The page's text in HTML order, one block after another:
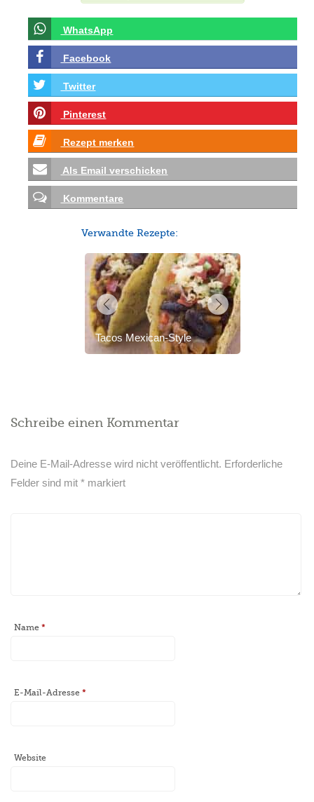
WhatsApp
Facebook
Twitter
Pinterest
Rezept merken
Als Email verschicken
Kommentare
Verwandte Rezepte:
Tacos Mexican-Style
Schreibe einen Kommentar
Deine E-Mail-Adresse wird nicht veröffentlicht. Erforderliche
Felder sind mit* markiert
Name*
E-Mail-Adresse*
Website